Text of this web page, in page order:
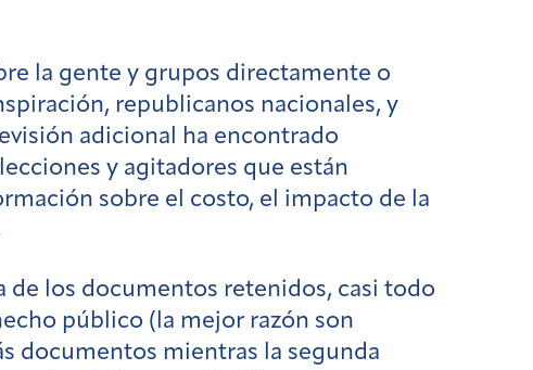
la gente y grupos directamente o
republicanos nacionales, y
adicional ha encontrado
y agitadores que están
sobre el costo, el impacto de la
los documentos retenidos, casi todo
público (la mejor razón son
documentos mientras la segunda